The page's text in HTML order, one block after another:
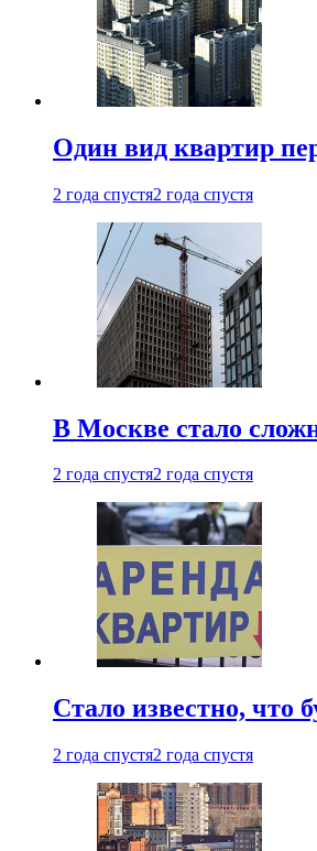
Один вид квартир
2 года спустя2 года спустя
В Москве стало
2 года спустя2 года спустя
Стало известно, что
2 года спустя2 года спустя